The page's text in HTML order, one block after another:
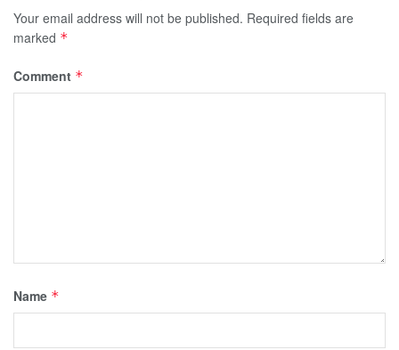
Your email address will not be published. Required fields are
marked *
Comment *
Name *